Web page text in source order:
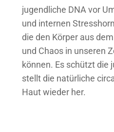
jugendliche DNA vor
und internen
die den Körper aus
und Chaos in unseren
können. Es schützt die
stellt die natürliche
Haut wieder her.